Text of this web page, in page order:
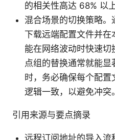
的相关性高达 68% 以上
混合场景的切换策略。
下载远端配置文件并在
能在网络波动时快速
点组的替换通常就能
时，务必确保每个配
逻辑一致，以避免冲突。
引用来源与要点摘录